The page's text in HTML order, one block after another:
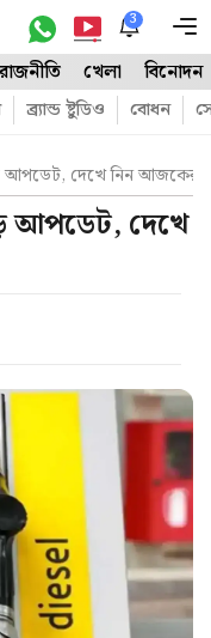
3
রাজনীতি খেলা বিনোদন
ব্র্যান্ড ষ্টুডিও বোধন
আপডেট, দেখে নিন আজকের
আপডেট, দেখে